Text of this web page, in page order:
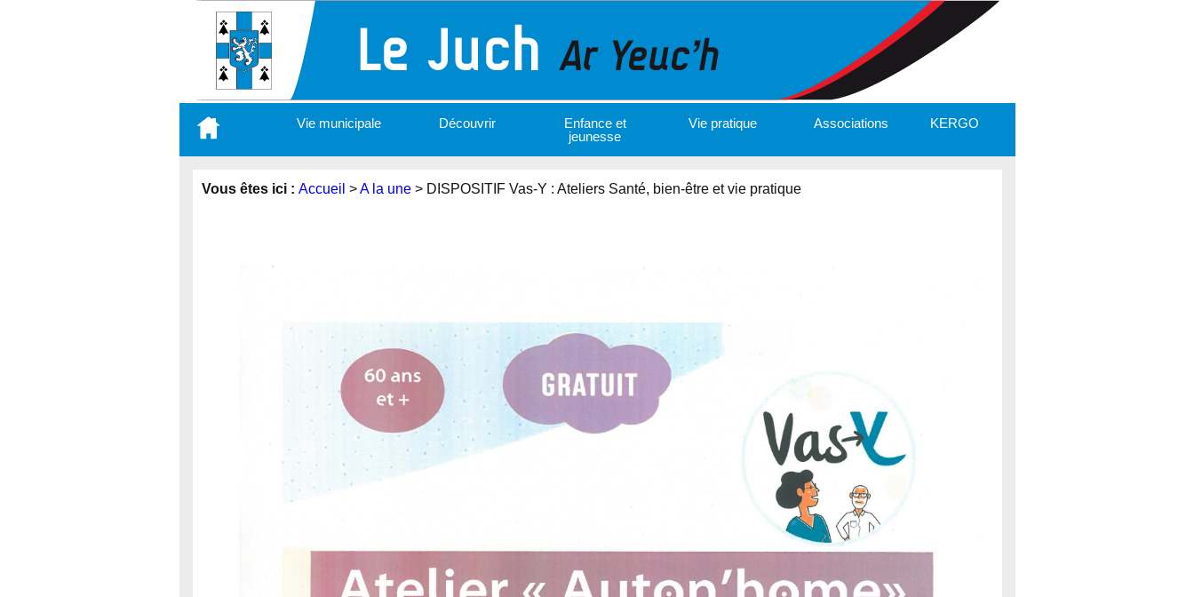
contenu
Vie municipale Découvrir
Enfance et
jeunesse
Vie pratique Associations KERGO
Vous êtes ici : Accueil >A la une> DISPOSITIF Vas-Y : Ateliers Santé, bien-être et vie pratique